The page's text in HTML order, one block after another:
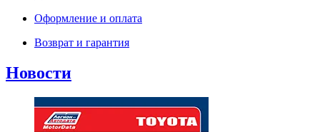
Оформление и оплата
Возврат и гарантия
Новости